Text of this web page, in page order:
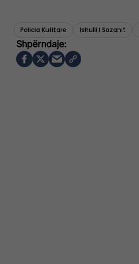
Policia Kufitare Ishulli I Sazanit